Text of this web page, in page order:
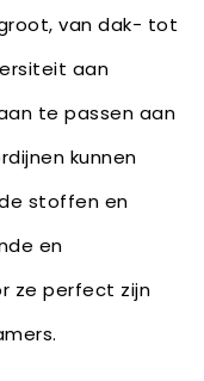
van dak- tot
aan
te passen aan
kunnen
stoffen en
en
ze perfect zijn